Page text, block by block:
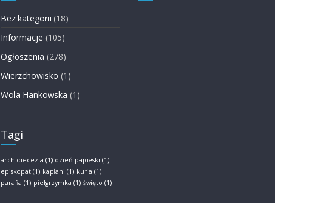
Bez kategorii (18)
Informacje (105)
Ogłoszenia (278)
Wierzchowisko (1)
Wola Hankowska (1)
Tagi
archidiecezja (1) dzień papieski (1)
episkopat(1) kapłani (1) kuria (1)
parafia (1) pielgrzymka (1) święto (1)